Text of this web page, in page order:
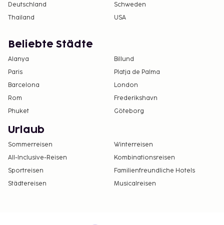
Deutschland
Schweden
Thailand
USA
Beliebte Städte
Alanya
Billund
Paris
Platja de Palma
Barcelona
London
Rom
Frederikshavn
Phuket
Göteborg
Urlaub
Sommerreisen
Winterreisen
All-Inclusive-Reisen
Kombinationsreisen
Sportreisen
Familienfreundliche Hotels
Städtereisen
Musicalreisen